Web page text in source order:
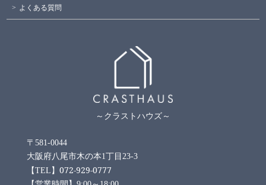
よくある質問
～クラストハウズ～
〒581-0044
大阪府八尾市木の本1丁目23-3
【TEL】072-929-0777